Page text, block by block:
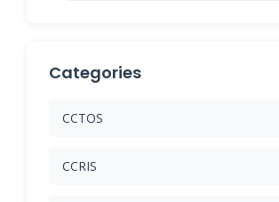
Categories
CCTOS
CCRIS